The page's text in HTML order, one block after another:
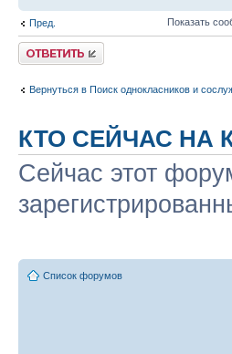
Пред. Показать
Ответить
Вернуться в Поиск однокласников и
КТО СЕЙЧАС НА
Сейчас этот
Список форумов